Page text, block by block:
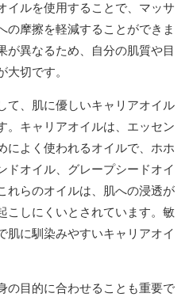
イルを使用することで、マッサ
の摩擦を軽減することができま
が異なるため、自分の肌質や目
切です。
て、肌に優しいキャリアオイル
。キャリアオイルは、エッセン
によく使われるオイルで、ホホ
ドオイル、グレープシードオイ
れらのオイルは、肌への浸透が
こしにくいとされています。敏
肌に馴染みやすいキャリアオイ
の目的に合わせることも重要で